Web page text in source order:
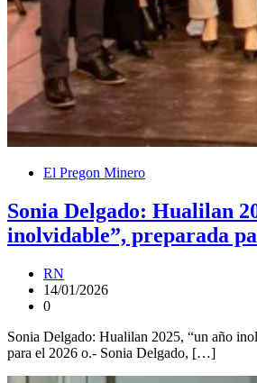
El Pregon Minero
Sonia Delgado: Hualilan
inolvidable”, preparada
RN
14/01/2026
0
Sonia Delgado: Hualilan 2025, “un año
para el 2026 o.- Sonia Delgado, […]